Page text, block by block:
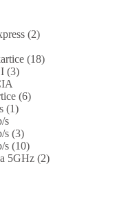
(2)
(18)
(3)
(6)
(1)
s
s (3)
s (10)
5GHz (2)